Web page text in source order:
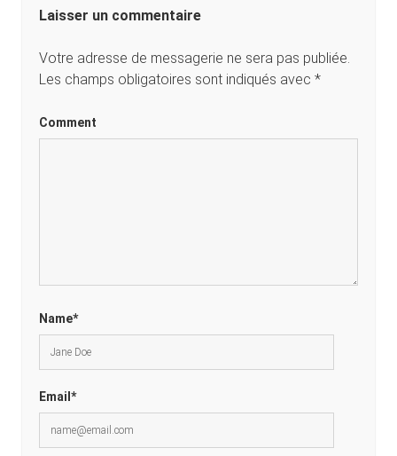
Laisser un commentaire
Votre adresse de messagerie ne sera pas publiée.
Les champs obligatoires sont indiqués avec *
Comment
Name*
Email*